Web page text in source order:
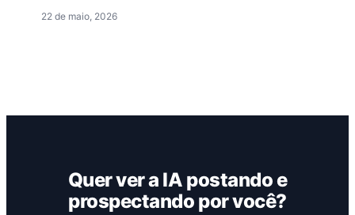
22 de maio, 2026
Quer ver a IA postando e
prospectando por você?